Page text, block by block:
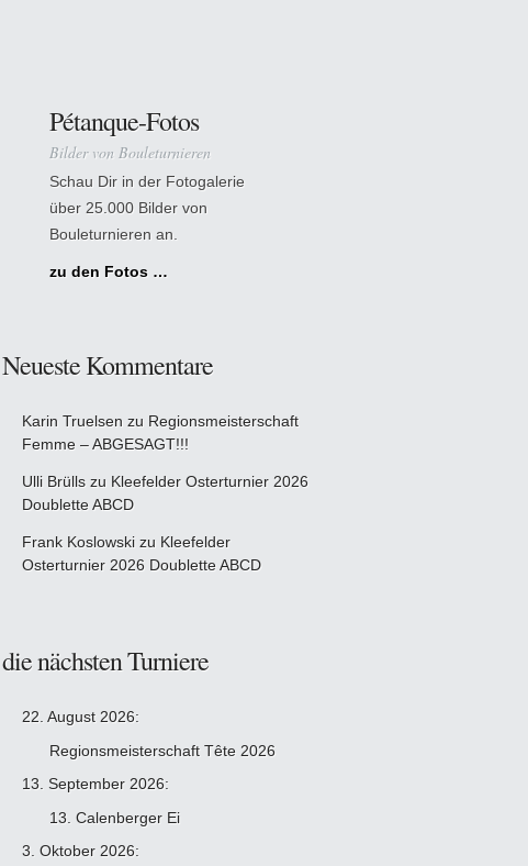
Pétanque-Fotos
Bilder von Bouleturnieren
Schau Dir in der Fotogalerie
über 25.000 Bilder von
Bouleturnieren an.
zu den Fotos …
Neueste Kommentare
Karin Truelsen zu Regionsmeisterschaft
Femme – ABGESAGT!!!
Ulli Brülls zu Kleefelder Osterturnier 2026
Doublette ABCD
Frank Koslowski zu Kleefelder
Osterturnier 2026 Doublette ABCD
die nächsten Turniere
22. August 2026:
Regionsmeisterschaft Tête 2026
13. September 2026:
13. Calenberger Ei
3. Oktober 2026: